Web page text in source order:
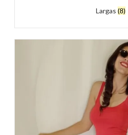
Largas (8)